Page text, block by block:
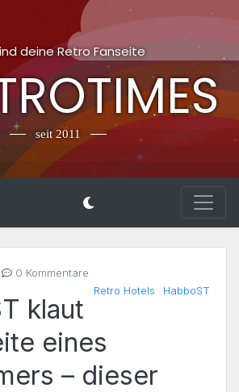
deine Retro Fanseite
seit 2011
0 Kommentare
Retro Hotels
HabboST
klaut
eines
– dieser